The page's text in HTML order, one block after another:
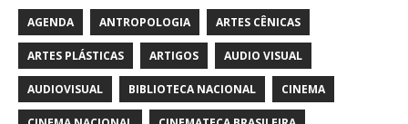
AGENDA ANTROPOLOGIA ARTES CÊNICAS
ARTES PLÁSTICAS ARTIGOS AUDIO VISUAL
AUDIOVISUAL BIBLIOTECA NACIONAL CINEMA